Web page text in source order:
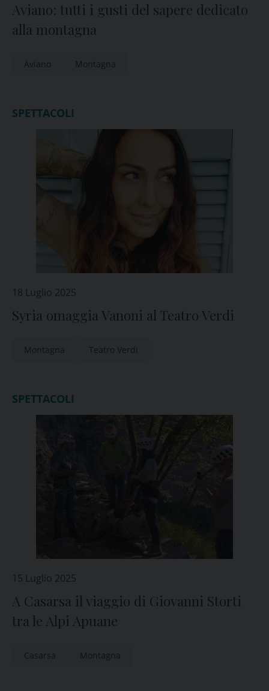
Aviano: tutti i gusti del sapere dedicato
alla montagna
Aviano Montagna
SPETTACOLI
18 Luglio 2025
Syria omaggia Vanoni al Teatro Verdi
Montagna Teatro Verdi
SPETTACOLI
15 Luglio 2025
A Casarsa il viaggio di Giovanni Storti
tra le Alpi Apuane
Casarsa Montagna